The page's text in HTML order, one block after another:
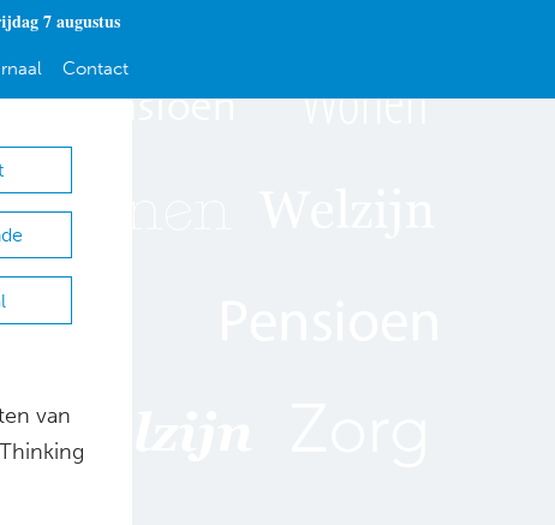
7 augustus
Contact
van